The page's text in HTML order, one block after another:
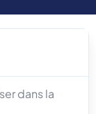
dans la